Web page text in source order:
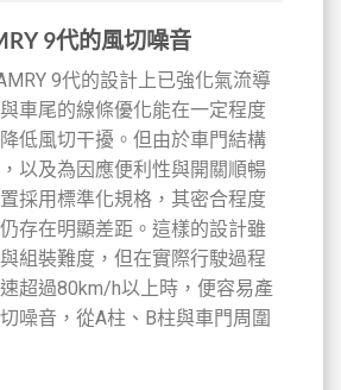
9代的風切噪音
9代的設計上已強化氣流導
車尾的線條優化能在一定程度
低風切干擾。但由於車門結構
以及為因應便利性與開關順暢
採用標準化規格，其密合程度
存在明顯差距。這樣的設計雖
組裝難度，但在實際行駛過程
超過80km/h以上時，便容易產
噪音，從A柱、B柱與車門周圍